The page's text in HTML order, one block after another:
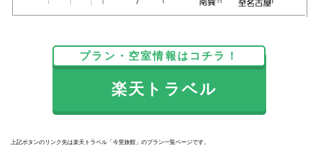
プラン・空室情報はコチラ！
楽天トラベル
上記ボタンのリンク先は楽天トラベル「今里旅館」のプラン一覧ページです。